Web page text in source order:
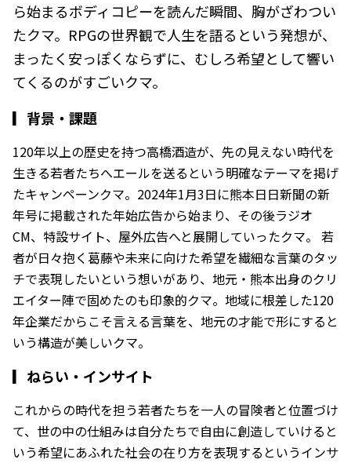
ら始まるボディコピーを読んだ瞬間、胸がざわつい
たクマ。RPGの世界観で人生を語るという発想が、
まったく安っぽくならずに、むしろ希望として響い
てくるのがすごいクマ。
▎ 背景・課題
120年以上の歴史を持つ高橋酒造が、先の見えない時代を
生きる若者たちへエールを送るという明確なテーマを掲げ
たキャンペーンクマ。2024年1月3日に熊本日日新聞の新
年号に掲載された年始広告から始まり、その後ラジオ
CM、特設サイト、屋外広告へと展開していったクマ。 若
者が日々抱く葛藤や未来に向けた希望を繊細な言葉のタッ
チで表現したいという想いがあり、地元・熊本出身のクリ
エイター陣で固めたのも印象的クマ。地域に根差した120
年企業だからこそ言える言葉を、地元の才能で形にすると
いう構造が美しいクマ。
▎ ねらい・インサイト
これからの時代を担う若者たちを一人の冒険者と位置づけ
て、世の中の仕組みは自分たちで自由に創造していけると
いう希望にあふれた社会の在り方を表現するというインサ